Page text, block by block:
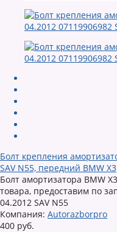
Болт крепления
SAV N55, передний BMW X3
Болт амортизатора BMW
товара, предоставим по
04.2012 SAV N55
Компания: Autorazborpro
400 руб.